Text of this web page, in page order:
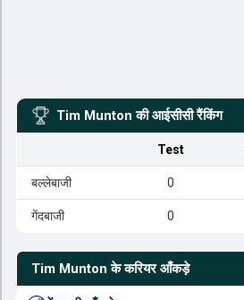
Tim Munton की आईसीसी रैंकिंग
Test
बल्लेबाजी 0
गेंदबाजी 0
Tim Munton के करियर आँकड़े